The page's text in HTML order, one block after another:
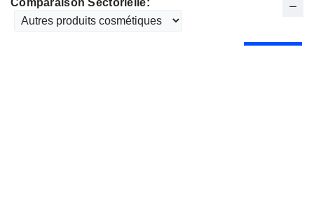
Comparaison Sectorielle: